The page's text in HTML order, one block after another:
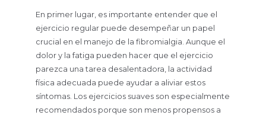
En primer lugar, es importante entender que el
ejercicio regular puede desempeñar un papel
crucial en el manejo de la fibromialgia. Aunque el
dolor y la fatiga pueden hacer que el ejercicio
parezca una tarea desalentadora, la actividad
física adecuada puede ayudar a aliviar estos
síntomas. Los ejercicios suaves son especialmente
recomendados porque son menos propensos a